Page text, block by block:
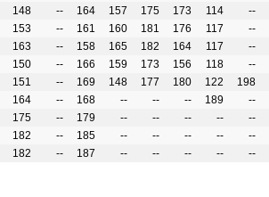
148 -- 164 157 175 173 114
--
153 -- 161 160 181 176 117
--
163 -- 158 165 182 164 117
--
150 -- 166 159 173 156 118
--
151 -- 169 148 177 180 122
198
164 -- 168 -- -- -- 189
--
175 -- 179 -- -- -- --
--
182 -- 185 -- -- -- --
--
182 -- 187 -- -- -- -- --